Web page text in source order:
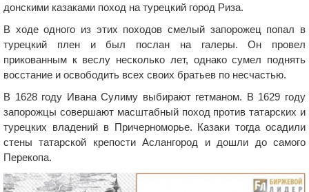
донскими казаками поход на турецкий город Риза.
В ходе одного из этих походов смелый запорожец попал в
турецкий плен и был послан на галеры. Он провел
прикованным к веслу несколько лет, однако сумел поднять
восстание и освободить всех своих братьев по несчастью.
В 1628 году Ивана Сулиму выбирают гетманом. В 1629 году
запорожцы совершают масштабный поход против татарских и
турецких владений в Причерноморье. Казаки тогда осадили
стены татарской крепости Аслангород и дошли до самого
Перекопа.